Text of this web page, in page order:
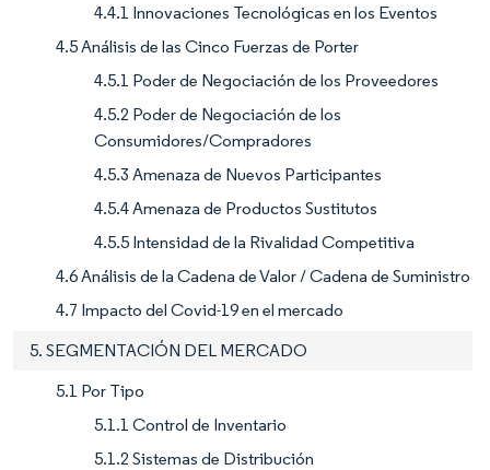
4.4.1 Innovaciones Tecnológicas en los Eventos
4.5 Análisis de las Cinco Fuerzas de Porter
4.5.1 Poder de Negociación de los Proveedores
4.5.2 Poder de Negociación de los
Consumidores/Compradores
4.5.3 Amenaza de Nuevos Participantes
4.5.4 Amenaza de Productos Sustitutos
4.5.5 Intensidad de la Rivalidad Competitiva
4.6 Análisis de la Cadena de Valor / Cadena de Suministro
4.7 Impacto del Covid-19 en el mercado
5. SEGMENTACIÓN DEL MERCADO
5.1 Por Tipo
5.1.1 Control de Inventario
5.1.2 Sistemas de Distribución